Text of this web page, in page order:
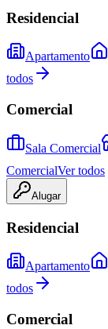
Residencial
Apartamento
todos
Comercial
Sala Comercial
ComercialVer todos
Alugar
Residencial
Apartamento
todos
Comercial